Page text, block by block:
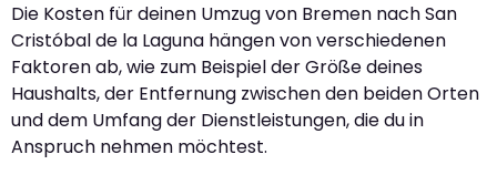
Die Kosten für deinen Umzug von Bremen nach San
Cristóbal de la Laguna hängen von verschiedenen
Faktoren ab, wie zum Beispiel der Größe deines
Haushalts, der Entfernung zwischen den beiden Orten
und dem Umfang der Dienstleistungen, die du in
Anspruch nehmen möchtest.